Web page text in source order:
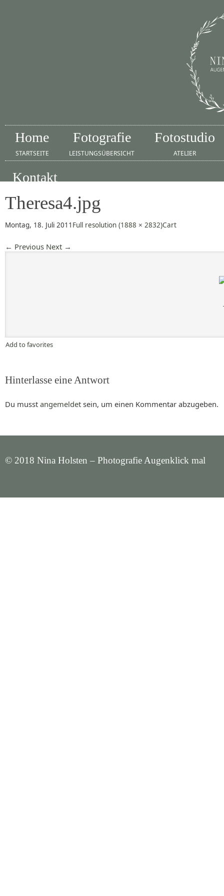
Home
STARTSEITE
Fotografie
LEISTUNGSÜBERSICHT
Fotostudio
ATELIER
Kontakt
Theresa4.jpg
Montag, 18. Juli 2011 Full resolution (1888 × 2832)Cart
← Previous Next →
Add to favorites
Hinterlasse eine Antwort
Du musst angemeldet sein, um einen Kommentar abzugeben.
© 2018 Nina Holsten – Photografie Augenklick mal